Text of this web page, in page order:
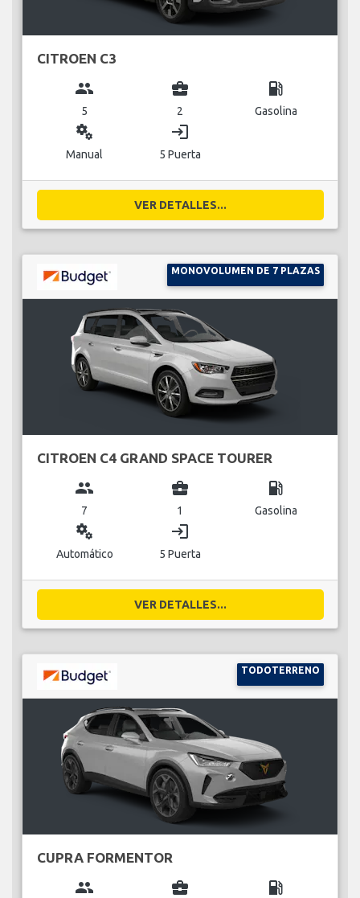
CITROEN C3
group
5
business_center
2
local_gas_station
Gasolina
miscellaneous_services
Manual
login
5 Puerta
VER DETALLES...
MONOVOLUMEN DE 7 PLAZAS
CITROEN C4 GRAND SPACE TOURER
group
7
business_center
1
local_gas_station
Gasolina
miscellaneous_services
Automático
login
5 Puerta
VER DETALLES...
TODOTERRENO
CUPRA FORMENTOR
group business_center local_gas_station